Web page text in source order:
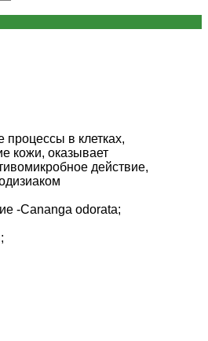
процессы в клетках,
кожи, оказывает
действие,
-Cananga odorata;